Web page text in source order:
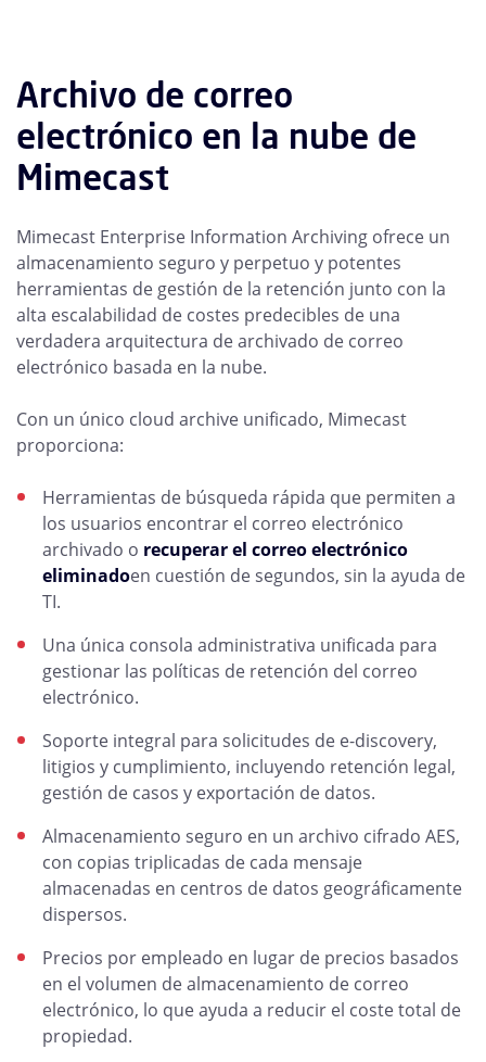
Archivo de correo
electrónico en la nube de
Mimecast
Mimecast Enterprise Information Archiving ofrece un
almacenamiento seguro y perpetuo y potentes
herramientas de gestión de la retención junto con la
alta escalabilidad de costes predecibles de una
verdadera arquitectura de archivado de correo
electrónico basada en la nube.
Con un único cloud archive unificado, Mimecast
proporciona:
Herramientas de búsqueda rápida que permiten a
los usuarios encontrar el correo electrónico
archivado o recuperar el correo electrónico
eliminadoen cuestión de segundos, sin la ayuda de
TI.
Una única consola administrativa unificada para
gestionar las políticas de retención del correo
electrónico.
Soporte integral para solicitudes de e-discovery,
litigios y cumplimiento, incluyendo retención legal,
gestión de casos y exportación de datos.
Almacenamiento seguro en un archivo cifrado AES,
con copias triplicadas de cada mensaje
almacenadas en centros de datos geográficamente
dispersos.
Precios por empleado en lugar de precios basados
en el volumen de almacenamiento de correo
electrónico, lo que ayuda a reducir el coste total de
propiedad.